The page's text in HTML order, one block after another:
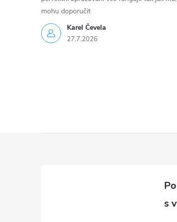
p
r
ý
Karel Čevela
27.7.2026
mohu doporučit